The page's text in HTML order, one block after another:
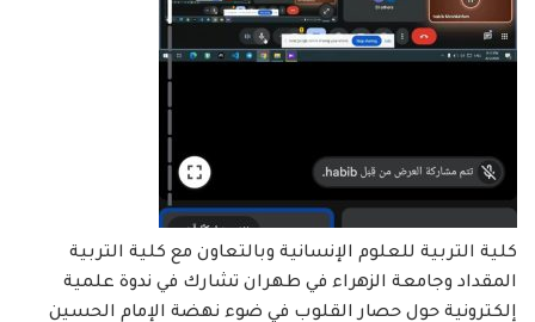
كلية التربية للعلوم الإنسانية وبالتعاون مع كلية التربية
المقداد وجامعة الزهراء في طهران تشارك في ندوة علمية
إلكترونية حول حصار القلوب في ضوء نهضة الإمام الحسين